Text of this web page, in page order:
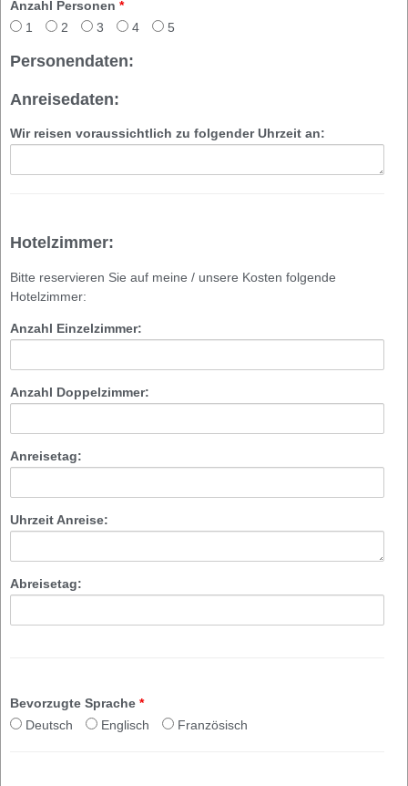
Anzahl Personen *
1
2 3 4 5
Personendaten:
Anreisedaten:
Wir reisen voraussichtlich zu folgender Uhrzeit an:
Hotelzimmer:
Bitte reservieren Sie auf meine / unsere Kosten folgende
Hotelzimmer:
Anzahl Einzelzimmer:
Anzahl Doppelzimmer:
Anreisetag:
Uhrzeit Anreise:
Abreisetag:
Bevorzugte Sprache *
Deutsch
Englisch Französisch